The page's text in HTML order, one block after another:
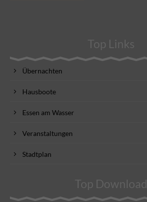
Top Links
Übernachten
Hausboote
Essen am Wasser
Veranstaltungen
Stadtplan
Top Download